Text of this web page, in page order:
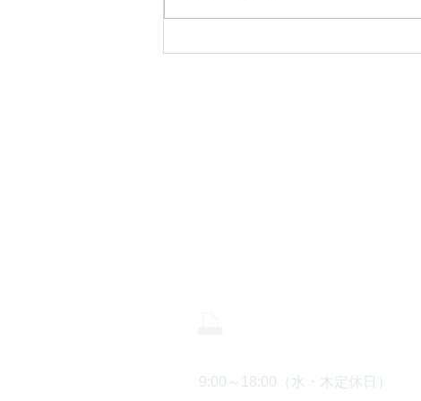
【完全予約制】中川工務店の
9:00～18:00（水・木定休日）